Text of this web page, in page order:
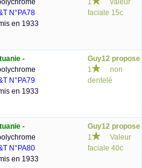
N°PA78
en 1933
1
valeur
faciale 15c
-
N°PA79
en 1933
Guy12 propose
1
non
dentelé
-
N°PA80
en 1933
Guy12 propose
1
Valeur
faciale 40c